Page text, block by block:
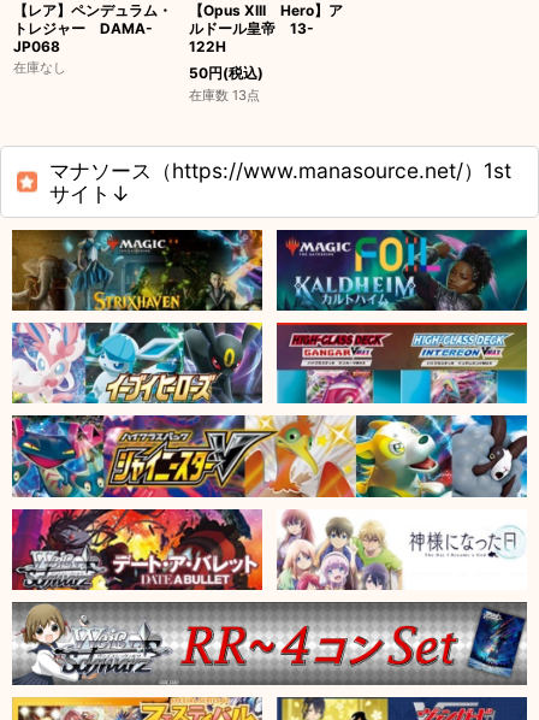
【レア】ペンデュラム・
トレジャー DAMA-
JP068
在庫なし
【Opus XIII Hero】ア
ルドール皇帝 13-
122H
50円(税込)
在庫数 13点
マナソース（https://www.manasource.net/）1st
サイト↓